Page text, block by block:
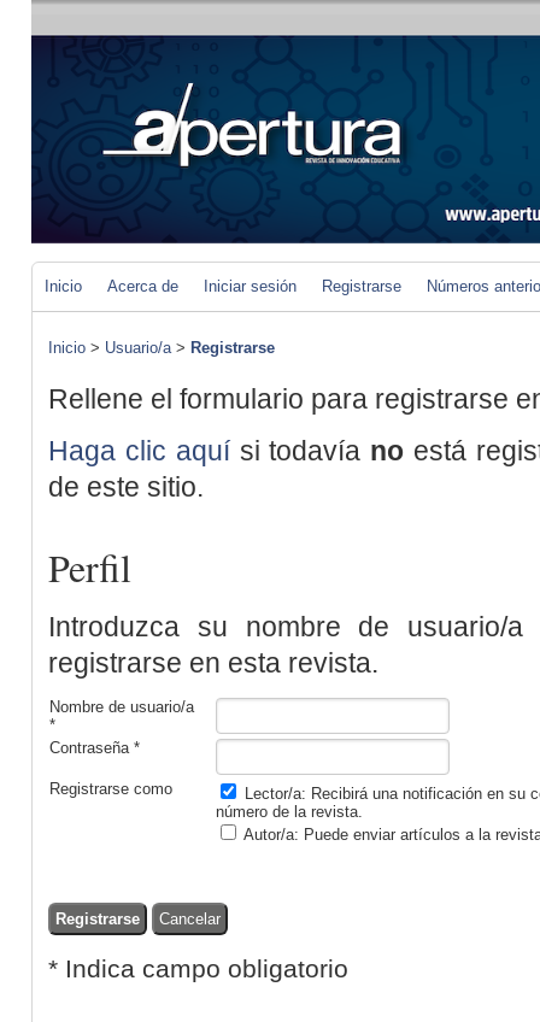
Inicio Acerca de Iniciar sesión Registrarse Números
Inicio > Usuario/a> Registrarse
Rellene el formulario para registrarse
Haga clic aquísi todavía no está
de este sitio.
Perfil
Introduzca su nombre de usuario/
registrarse en esta revista.
Nombre de usuario/a
*
Contraseña *
Registrarse como Lector/a: Recibirá una notificación en su
número de la revista.
Autor/a: Puede enviar artículos a la
* Indica campo obligatorio